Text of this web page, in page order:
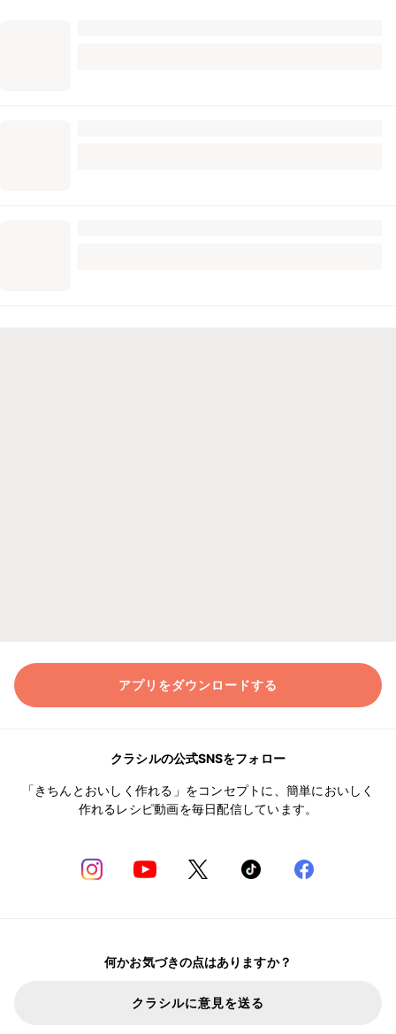
アプリをダウンロードする
クラシルの公式SNSをフォロー
「きちんとおいしく作れる」をコンセプトに、簡単においしく
作れるレシピ動画を毎日配信しています。
何かお気づきの点はありますか？
クラシルに意見を送る